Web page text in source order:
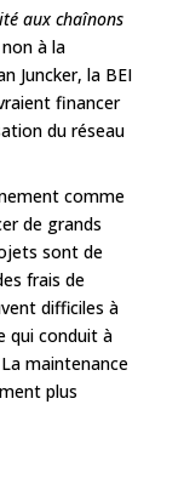
aux chaînons
à la
Juncker, la BEI
financer
du réseau
comme
de grands
sont de
frais de
difficiles à
qui conduit à
maintenance
plus